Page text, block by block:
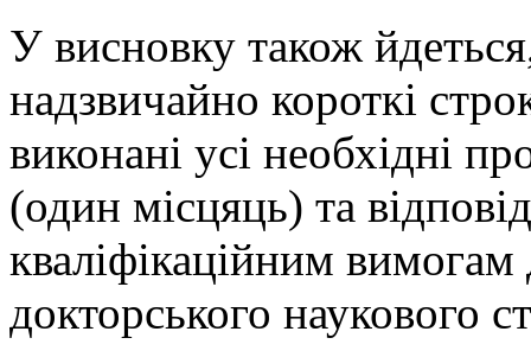
У висновку також
надзвичайно короткі
виконані усі необхідні
(один місцяць) та
кваліфікаційним
докторського наукового